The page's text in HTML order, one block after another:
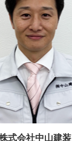
式会社中山建装